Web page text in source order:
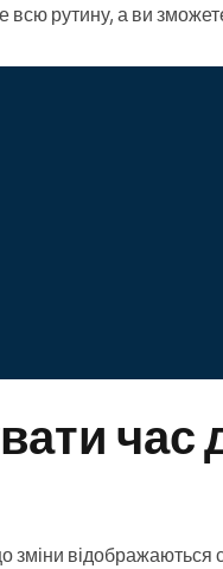
всю рутину, а ви
час
відображаються